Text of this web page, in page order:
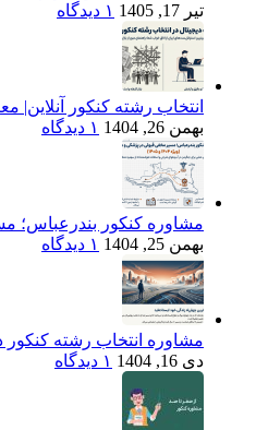
تیر 17, 1405
۱ دیدگاه
انتخاب رشته کنکور آنلاین|
بهمن 26, 1404
۱ دیدگاه
مشاوره کنکور بندرعباس؛ مسیر
بهمن 25, 1404
۱ دیدگاه
مشاوره انتخاب رشته کنکور
دی 16, 1404
۱ دیدگاه